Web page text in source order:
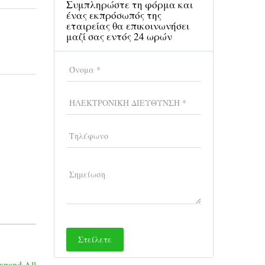
Συμπληρώστε τη φόρμα και
ένας εκπρόσωπός της
εταιρείας θα επικοινωνήσει
μαζί σας εντός 24 ωρών